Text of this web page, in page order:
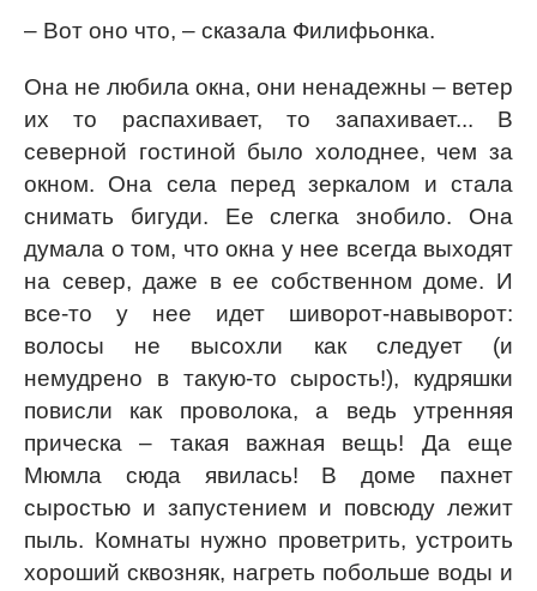
– Вот оно что, – сказала Филифьонка.
Она не любила окна, они ненадежны – ветер
их то распахивает, то запахивает... В
северной гостиной было холоднее, чем за
окном. Она села перед зеркалом и стала
снимать бигуди. Ее слегка знобило. Она
думала о том, что окна у нее всегда выходят
на север, даже в ее собственном доме. И
все-то у нее идет шиворот-навыворот:
волосы не высохли как следует (и
немудрено в такую-то сырость!), кудряшки
повисли как проволока, а ведь утренняя
прическа – такая важная вещь! Да еще
Мюмла сюда явилась! В доме пахнет
сыростью и запустением и повсюду лежит
пыль. Комнаты нужно проветрить, устроить
хороший сквозняк, нагреть побольше воды и